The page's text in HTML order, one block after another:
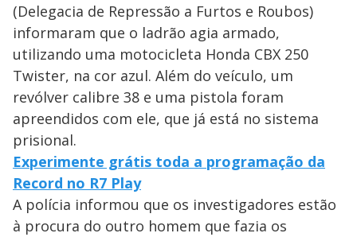
(Delegacia de Repressão a Furtos e Roubos)
informaram que o ladrão agia armado,
utilizando uma motocicleta Honda CBX 250
Twister, na cor azul. Além do veículo, um
revólver calibre 38 e uma pistola foram
apreendidos com ele, que já está no sistema
prisional.
Experimente grátis toda a programação da
Record no R7 Play
A polícia informou que os investigadores estão
à procura do outro homem que fazia os